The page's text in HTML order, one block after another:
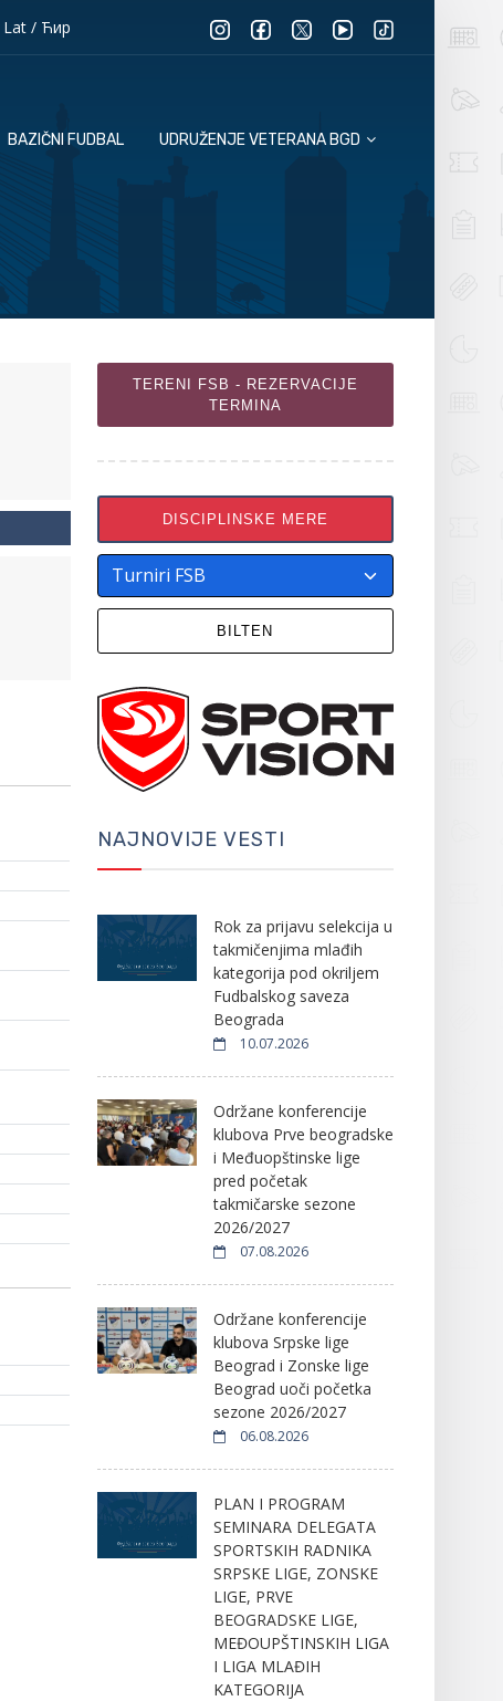
Lat/ Ћир
BAZIČNI FUDBAL UDRUŽENJE VETERANA BGD
TERENI FSB - REZERVACIJE
TERMINA
DISCIPLINSKE MERE
BILTEN
NAJNOVIJE VESTI
Rok za prijavu selekcija u
takmičenjima mlađih
kategorija pod okriljem
Fudbalskog saveza
Beograda
10.07.2026
Održane konferencije
klubova Prve beogradske
i Međuopštinske lige
pred početak
takmičarske sezone
2026/2027
07.08.2026
Održane konferencije
klubova Srpske lige
Beograd i Zonske lige
Beograd uoči početka
sezone 2026/2027
06.08.2026
PLAN I PROGRAM
SEMINARA DELEGATA
SPORTSKIH RADNIKA
SRPSKE LIGE, ZONSKE
LIGE, PRVE
BEOGRADSKE LIGE,
MEĐOUPŠTINSKIH LIGA
I LIGA MLAĐIH
KATEGORIJA